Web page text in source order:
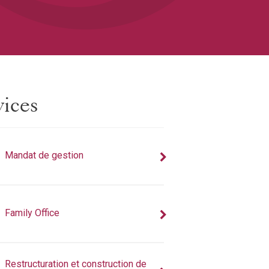
Mandat de gestion
Family Office
Restructuration et construction de